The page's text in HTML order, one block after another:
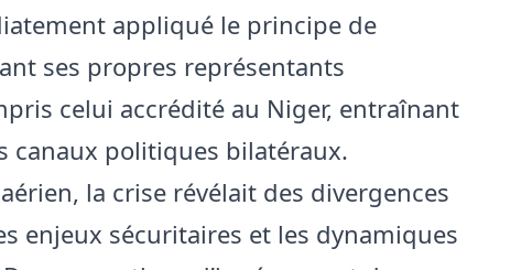
appliqué le principe de
ses propres représentants
celui accrédité au Niger, entraînant
canaux politiques bilatéraux.
la crise révélait des divergences
enjeux sécuritaires et les dynamiques